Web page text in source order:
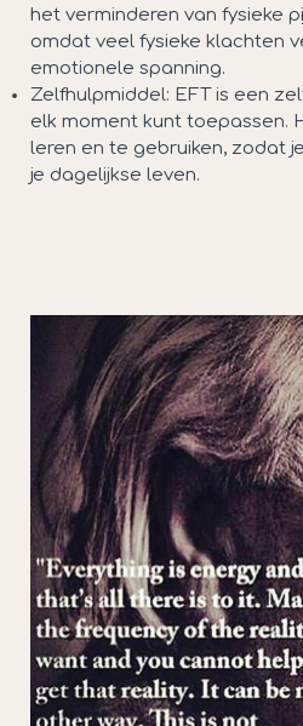
het verminderen van fysieke
omdat veel fysieke klachten
emotionele spanning.
Zelfhulpmiddel: EFT is een
elk moment kunt toepassen.
leren en te gebruiken, zodat
je dagelijkse leven.